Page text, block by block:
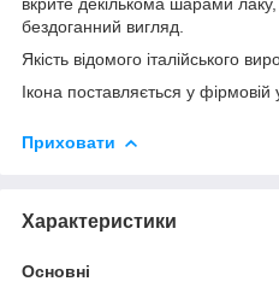
бездоганний вигляд.
Якість відомого італійського
Ікона поставляється у фірмовій
Приховати
Характеристики
Основні